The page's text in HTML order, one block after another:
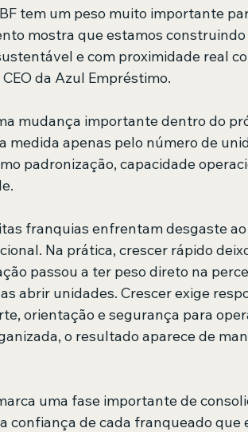
tem um peso muito importante
mostra que estamos
e com proximidade real
da Azul Empréstimo.
mudança importante dentro do
medida apenas pelo número de
padronização, capacidade
franquias enfrentam desgaste
Na prática, crescer rápido
passou a ter peso direto na
abrir unidades. Crescer exige
orientação e segurança para
o resultado aparece de
uma fase importante de
confiança de cada franqueado que